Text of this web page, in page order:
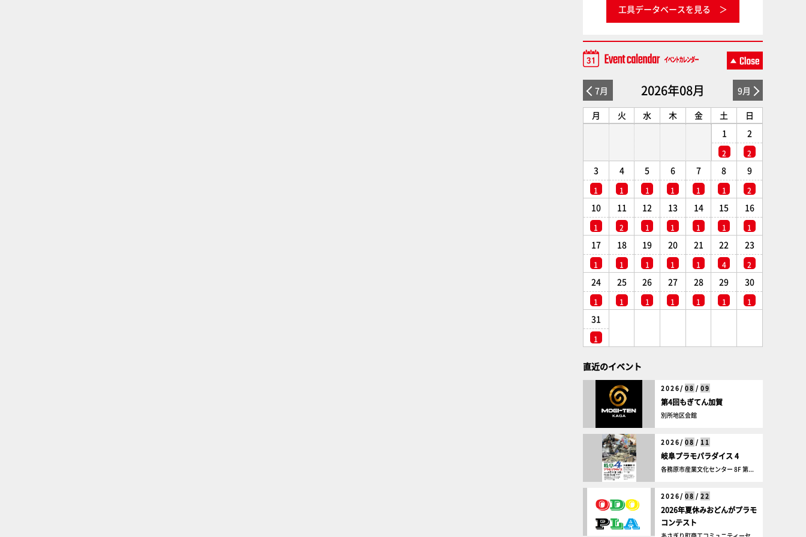
工具データベースを見る
7月 2026年08月 9月
月 火 水 木 金 土
日
1
2
2
2
3
1
4
1
5
1
6
1
7
1
8
1
9
2
10
1
11
2
12
1
13
1
14
1
15
1
16
1
17
1
18
1
19
1
20
1
21
1
22
4
23
2
24
1
25
1
26
1
27
1
28
1
29
1
30
1
31
1
直近のイベント
2026/ 08 / 09
第4回もぎてん加賀
別所地区会館
2026/ 08 / 11
岐阜プラモパラダイス 4
各務原市産業文化センター 8F 第...
2026/ 08 / 22
2026年夏休みおどんがプラモ
コンテスト